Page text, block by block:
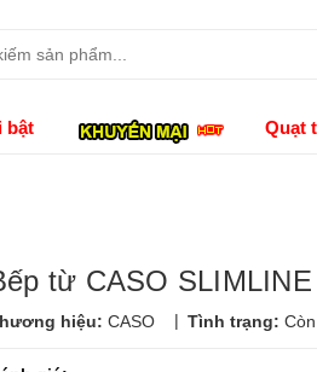
bật Quạt
từ CASO
hiệu: CASO | Tình trạng: